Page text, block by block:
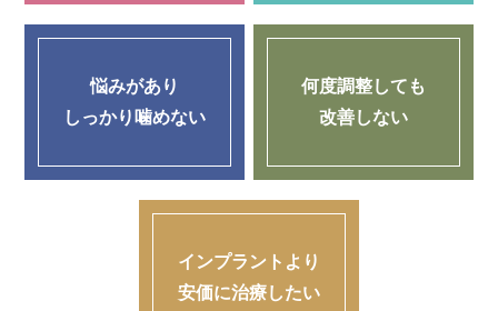
悩みがあり
しっかり噛めない
何度調整しても
改善しない
インプラントより
安価に治療したい